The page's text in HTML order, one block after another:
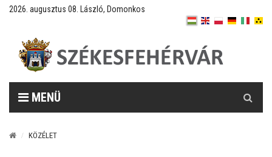
2026. augusztus 08. László, Domonkos
MENÜ
KÖZÉLET